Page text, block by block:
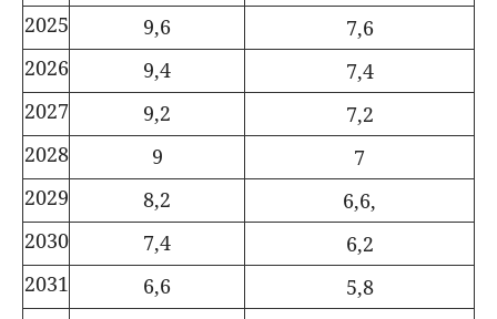
2025
9,6
7,6
2026
9,4
7,4
2027
9,2
7,2
2028
9
7
2029
8,2
6,6,
2030
7,4
6,2
2031
6,6
5,8